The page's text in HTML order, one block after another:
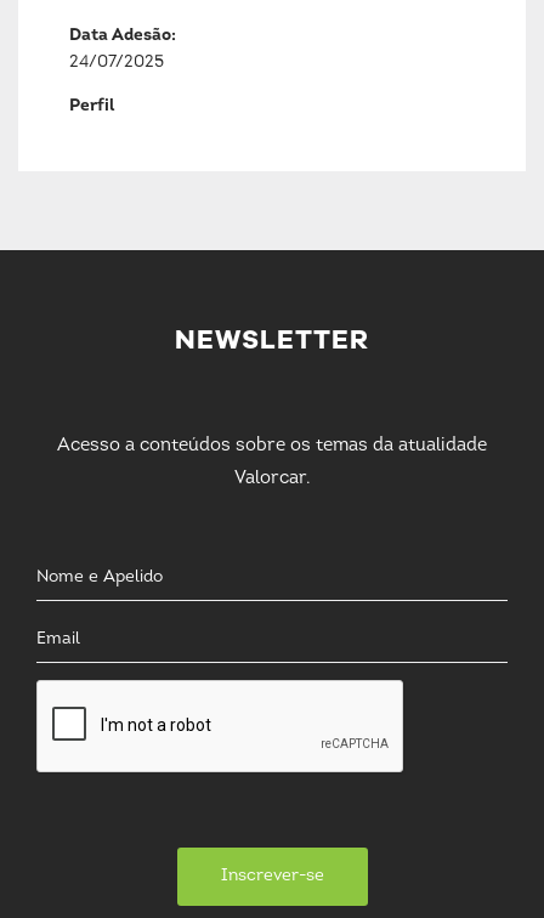
Data Adesão:
24/07/2025
Perfil
NEWSLETTER
Acesso a conteúdos sobre os temas da atualidade
Valorcar.
Inscrever-se